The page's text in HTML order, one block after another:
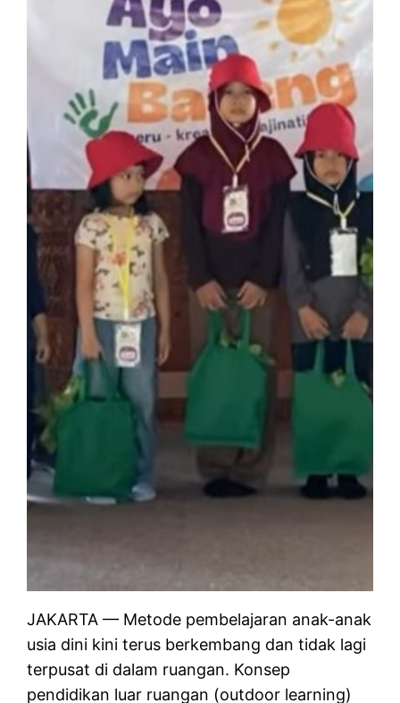
JAKARTA — Metode pembelajaran anak-anak
usia dini kini terus berkembang dan tidak lagi
terpusat di dalam ruangan. Konsep
pendidikan luar ruangan (outdoor learning)